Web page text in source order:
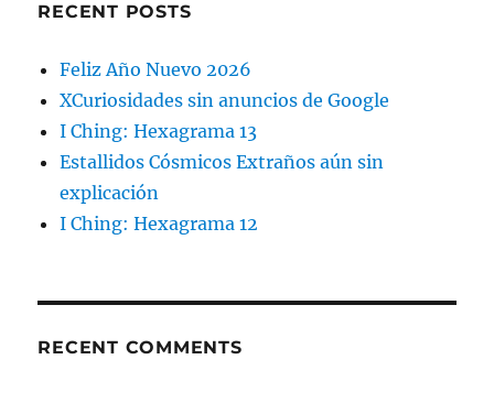
RECENT POSTS
Feliz Año Nuevo 2026
XCuriosidades sin anuncios de Google
I Ching: Hexagrama 13
Estallidos Cósmicos Extraños aún sin
explicación
I Ching: Hexagrama 12
RECENT COMMENTS